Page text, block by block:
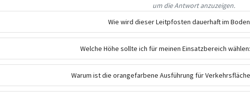
um die Antwort anzuzeigen.
Wie wird dieser Leitpfosten dauerhaft im
Welche Höhe sollte ich für meinen Einsatzbereich
Warum ist die orangefarbene Ausführung für